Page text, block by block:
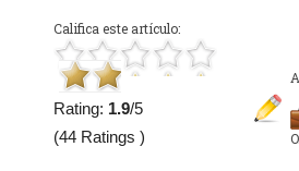
Califica este artículo:
Rating: 1.9/5
(44 Ratings )